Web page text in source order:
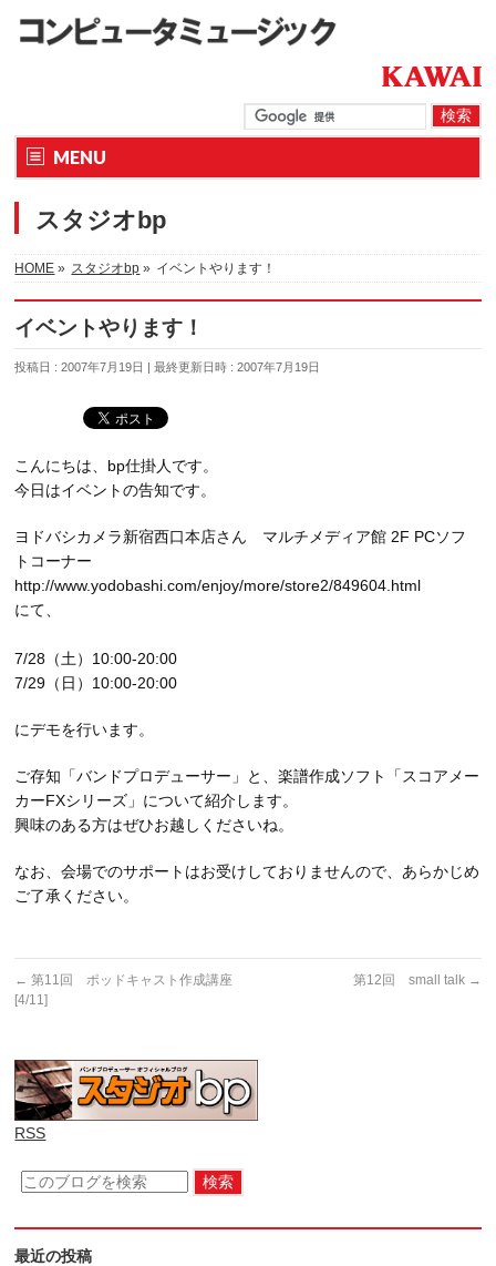
MENU
スタジオbp
HOME » スタジオbp » イベントやります！
イベントやります！
投稿日 : 2007年7月19日 最終更新日時 : 2007年7月19日
こんにちは、bp仕掛人です。
今日はイベントの告知です。
ヨドバシカメラ新宿西口本店さん マルチメディア館 2F PCソフ
トコーナー
http://www.yodobashi.com/enjoy/more/store2/849604.html
にて、
7/28（土）10:00-20:00
7/29（日）10:00-20:00
にデモを行います。
ご存知「バンドプロデューサー」と、楽譜作成ソフト「スコアメー
カーFXシリーズ」について紹介します。
興味のある方はぜひお越しくださいね。
なお、会場でのサポートはお受けしておりませんので、あらかじめ
ご了承ください。
← 第11回 ポッドキャスト作成講座
[4/11]
第12回 small talk →
RSS
最近の投稿